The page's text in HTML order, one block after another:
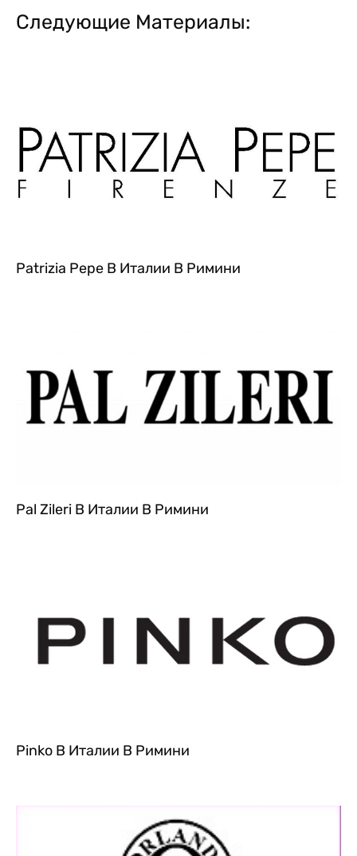
Следующие Материалы:
Patrizia Pepe В Италии В Римини
Pal Zileri В Италии В Римини
Pinko В Италии В Римини